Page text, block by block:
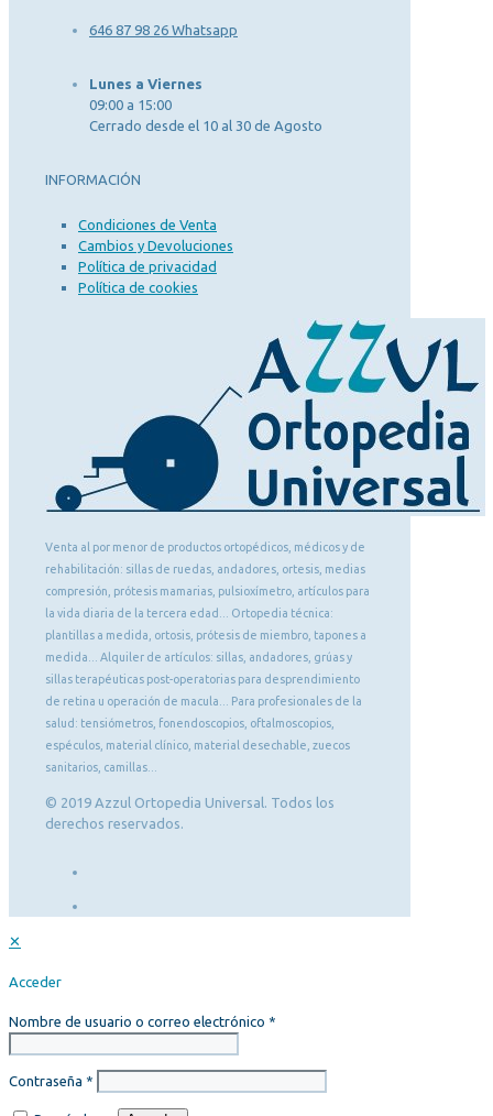
646 87 98 26 Whatsapp
Lunes a Viernes
09:00 a 15:00
Cerrado desde el 10 al 30 de Agosto
INFORMACIÓN
Condiciones de Venta
Cambios y Devoluciones
Política de privacidad
Política de cookies
Venta al por menor de productos ortopédicos, médicos y de
rehabilitación: sillas de ruedas, andadores, ortesis, medias
compresión, prótesis mamarias, pulsioxímetro, artículos para
la vida diaria de la tercera edad... Ortopedia técnica:
plantillas a medida, ortosis, prótesis de miembro, tapones a
medida... Alquiler de artículos: sillas, andadores, grúas y
sillas terapéuticas post-operatorias para desprendimiento
de retina u operación de macula... Para profesionales de la
salud: tensiómetros, fonendoscopios, oftalmoscopios,
espéculos, material clínico, material desechable, zuecos
sanitarios, camillas...
© 2019 Azzul Ortopedia Universal. Todos los
derechos reservados.
✕
Acceder
Nombre de usuario o correo electrónico *
Contraseña *